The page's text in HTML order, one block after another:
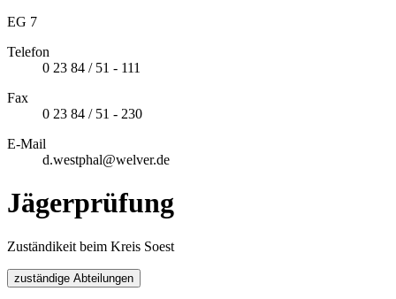
EG 7
Telefon
0 23 84 / 51 - 111
Fax
0 23 84 / 51 - 230
E-Mail
d.westphal@welver.de
Jägerprüfung
Zuständikeit beim Kreis Soest
zuständige Abteilungen